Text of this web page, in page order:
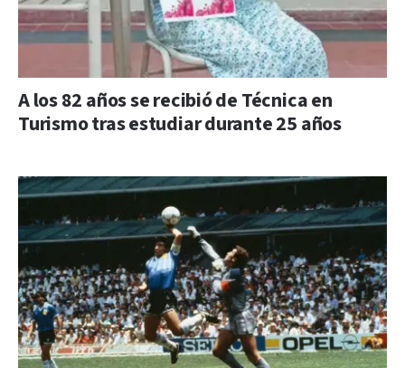
A los 82 años se recibió de Técnica en
Turismo tras estudiar durante 25 años